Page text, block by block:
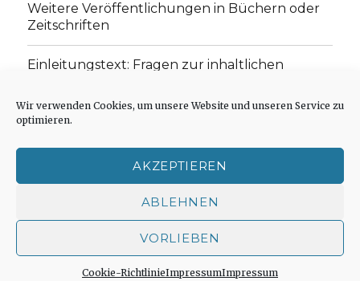
Wir verwenden Cookies, um unsere Website und unseren Service zu
optimieren.
AKZEPTIEREN
ABLEHNEN
VORLIEBEN
Cookie-RichtlinieImpressumImpressum
Weitere Veröffentlichungen in Büchern oder
Zeitschriften
Einleitungstext: Fragen zur inhaltlichen
„schwachen Glaubens“
Cookie-Richtlinie (EU)
Impressum